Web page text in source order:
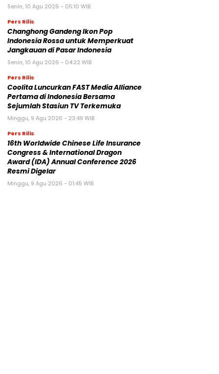
Senin, 10 Agu 2026 - 05:10 WIB
Pers Rilis
Changhong Gandeng Ikon Pop
Indonesia Rossa untuk Memperkuat
Jangkauan di Pasar Indonesia
Senin, 10 Agu 2026 - 04:22 WIB
Pers Rilis
Coolita Luncurkan FAST Media Alliance
Pertama di Indonesia Bersama
Sejumlah Stasiun TV Terkemuka
Minggu, 9 Agu 2026 - 23:49 WIB
Pers Rilis
16th Worldwide Chinese Life Insurance
Congress & International Dragon
Award (IDA) Annual Conference 2026
Resmi Digelar
Minggu, 9 Agu 2026 - 01:45 WIB